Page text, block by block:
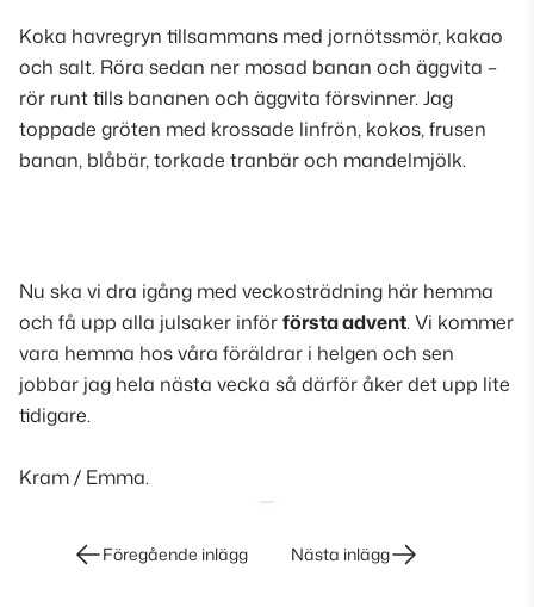
Koka havregryn tillsammans med jornötssmör, kakao
och salt. Röra sedan ner mosad banan och äggvita –
rör runt tills bananen och äggvita försvinner. Jag
toppade gröten med krossade linfrön, kokos, frusen
banan, blåbär, torkade tranbär och mandelmjölk.
Nu ska vi dra igång med veckosträdning här hemma
och få upp alla julsaker införförsta advent. Vi kommer
vara hemma hos våra föräldrar i helgen och sen
jobbar jag hela nästa vecka så därför åker det upp lite
tidigare.
Kram / Emma.
InläggsnavigeringFöregående inlägg Nästa inlägg